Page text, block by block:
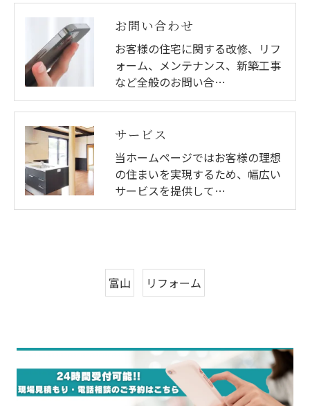
お問い合わせ
お客様の住宅に関する改修、リフ
ォーム、メンテナンス、新築工事
など全般のお問い合…
サービス
当ホームページではお客様の理想
の住まいを実現するため、幅広い
サービスを提供して…
富山 リフォーム